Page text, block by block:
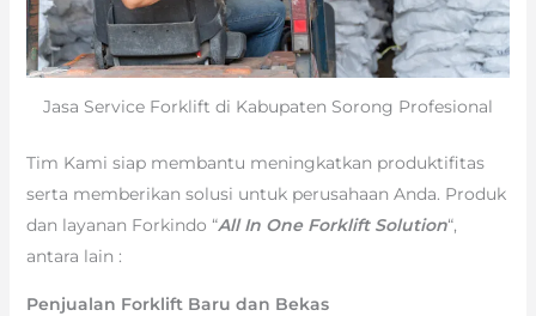
Jasa Service Forklift di Kabupaten Sorong Profesional
Tim Kami siap membantu meningkatkan produktifitas
serta memberikan solusi untuk perusahaan Anda. Produk
dan layanan Forkindo “All In One Forklift Solution“,
antara lain :
Penjualan Forklift Baru dan Bekas